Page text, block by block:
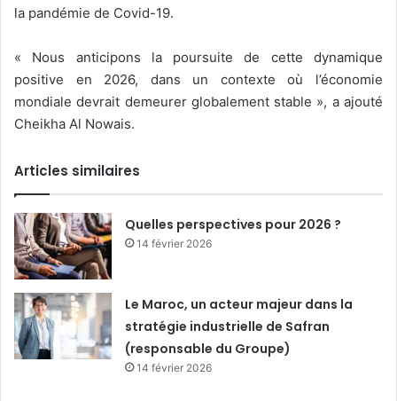
la pandémie de Covid-19.
« Nous anticipons la poursuite de cette dynamique
positive en 2026, dans un contexte où l’économie
mondiale devrait demeurer globalement stable », a ajouté
Cheikha Al Nowais.
Articles similaires
Quelles perspectives pour 2026 ?
14 février 2026
Le Maroc, un acteur majeur dans la
stratégie industrielle de Safran
(responsable du Groupe)
14 février 2026